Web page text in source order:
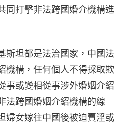
同打擊非法跨國婚介機構進
斯坦都是法治國家，中國法
機構，任何個人不得採取欺
事或變相從事涉外婚姻介紹
法跨國婚姻介紹機構的線
婦女嫁往中國後被迫賣淫或